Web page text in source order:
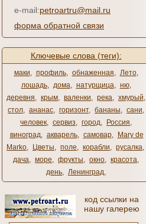
e-mail:petroartru@mail.ru
форма обратной связи
Ключевые слова (теги):
маки, профиль, обнаженная, Лето,
лошадь, дома, натурщица, ню,
деревня, крым, валенки, река, хмурый,
стол, ананас, горизонт, бананы, сани,
человек, сервиз, город, Россия,
виноград, акварель, самовар,
Mary de
Marko, Цветы, поле, корабли, русалка,
дача, море, фрукты, окно, красота,
день, Ленинград,
код ссылки на
нашу галерею